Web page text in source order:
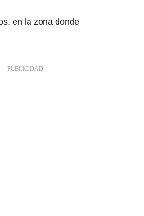
en la zona donde